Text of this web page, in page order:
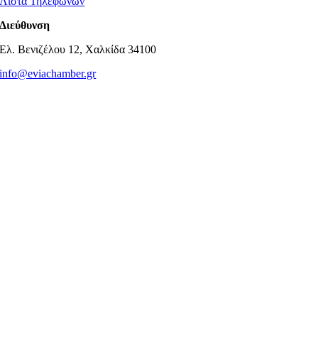
Διεύθυνση
Ελ. Βενιζέλου 12, Χαλκίδα 34100
info@eviachamber.gr